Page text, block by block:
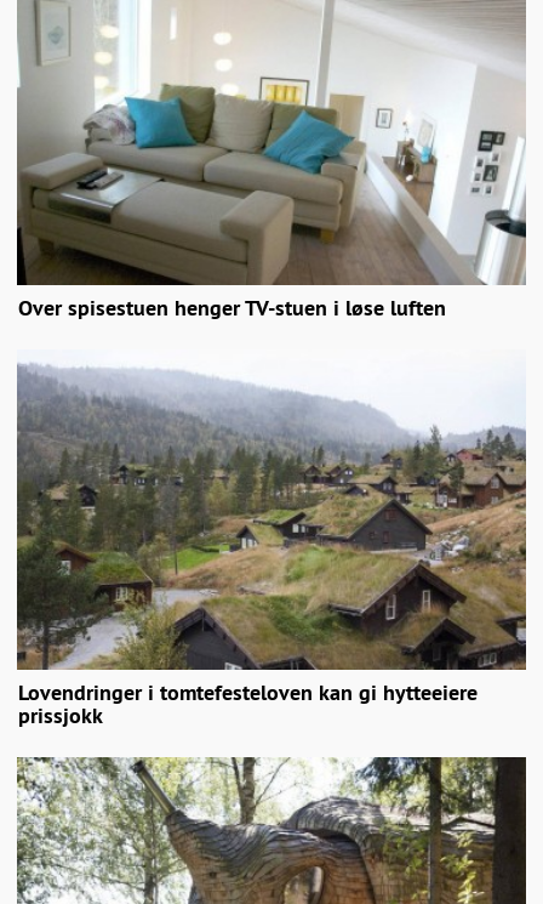
Over spisestuen henger TV-stuen i løse luften
Lovendringer i tomtefesteloven kan gi hytteeiere
prissjokk